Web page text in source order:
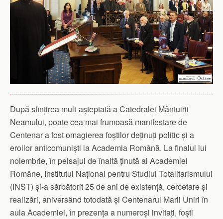
După sfințirea mult-așteptată a Catedralei Mântuirii
Neamului, poate cea mai frumoasă manifestare de
Centenar a fost omagierea foștilor deținuți politic și a
eroilor anticomuniști la Academia Română. La finalul lui
noiembrie, în peisajul de înaltă ținută al Academiei
Române, Institutul Național pentru Studiul Totalitarismului
(INST) și-a sărbătorit 25 de ani de existență, cercetare și
realizări, aniversând totodată și Centenarul Marii Uniri în
aula Academiei, în prezența a numeroși invitați, foști